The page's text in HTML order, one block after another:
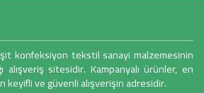
konfeksiyon tekstil sanayi malzemesinin
alışveriş sitesidir. Kampanyalı ürünler, en
ve güvenli alışverişin adresidir.